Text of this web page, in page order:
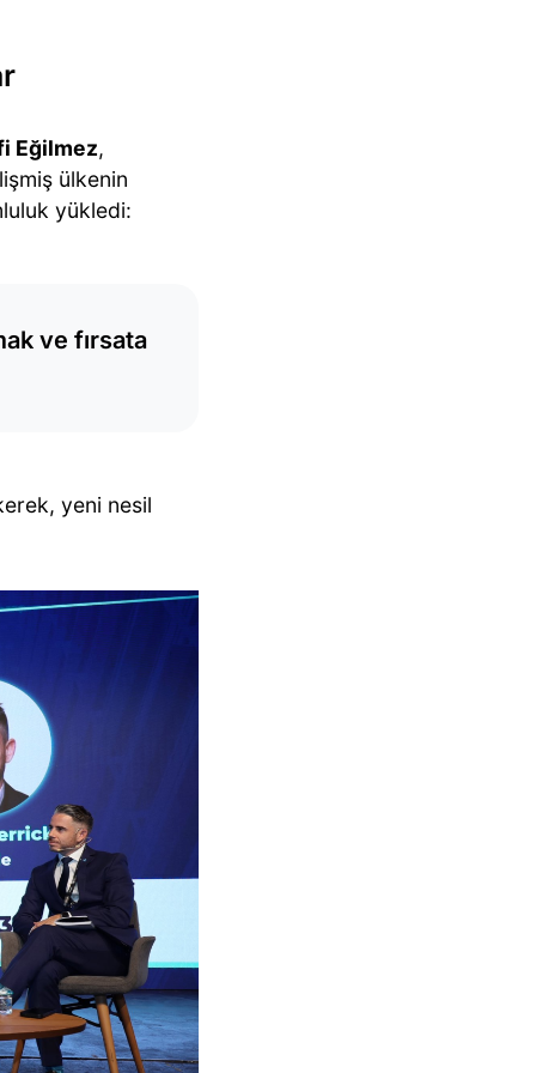
Eğilmez,
ülkenin
yükledi:
ve fırsata
yeni nesil